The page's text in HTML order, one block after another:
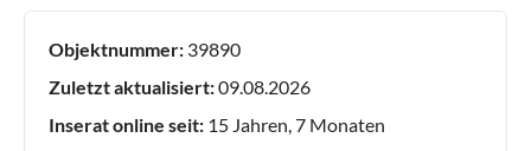
Objektnummer: 39890
Zuletzt aktualisiert:09.08.2026
Inserat online seit: 15 Jahren, 7 Monaten